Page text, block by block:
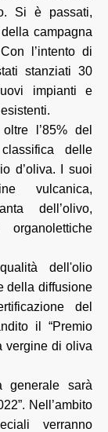
Si è passati,
campagna
l’intento di
stanziati 30
impianti e
l’85% del
delle
d’oliva. I suoi
vulcanica,
dell’olivo,
dell'olio
della diffusione
del
il “Premio
vergine di oliva
generale sarà
Nell’ambito
verranno